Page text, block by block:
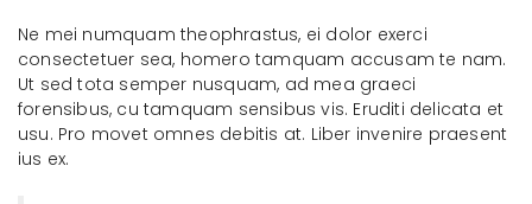
Ne mei numquam theophrastus, ei dolor exerci
consectetuer sea, homero tamquam accusam te nam.
Ut sed tota semper nusquam, ad mea graeci
forensibus, cu tamquam sensibus vis. Eruditi delicata et
usu. Pro movet omnes debitis at. Liber invenire praesent
ius ex.